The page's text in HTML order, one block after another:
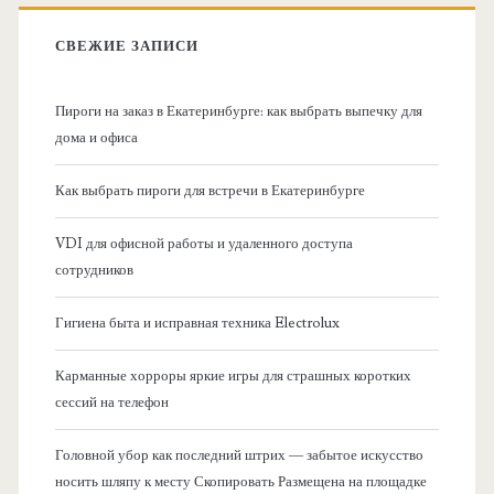
:
СВЕЖИЕ ЗАПИСИ
Пироги на заказ в Екатеринбурге: как выбрать выпечку для
дома и офиса
Как выбрать пироги для встречи в Екатеринбурге
VDI для офисной работы и удаленного доступа
сотрудников
Гигиена быта и исправная техника Electrolux
Карманные хорроры яркие игры для страшных коротких
сессий на телефон
Головной убор как последний штрих — забытое искусство
носить шляпу к месту Скопировать Размещена на площадке